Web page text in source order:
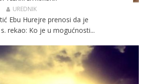
UREDNIK
Ebu Hurejre prenosi da je
rekao: Ko je u mogućnosti...